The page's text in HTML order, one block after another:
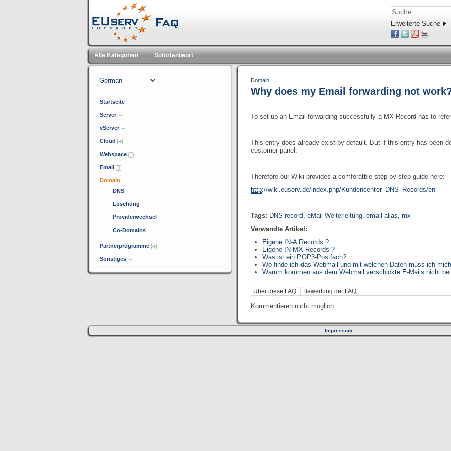
Erweiterte Suche
Alle Kategorien Sofortantwort
Startseite
Server
vServer
Cloud
Webspace
Email
Domain
DNS
Löschung
Providerwechsel
Co-Domains
Partnerprogramme
Sonstiges
Domain
Why does my Email forwarding not
To set up an Email forwarding successfully a MX Record has to
This entry does already exist by default. But if this entry has been
customer panel.
Therefore our Wiki provides a comforatble step-by-step guide here:
http://wiki.euserv.de/index.php/Kundencenter_DNS_Records/en
Tags: DNS record, eMail Weiterleitung, email-alias, mx
Verwandte Artikel:
Eigene IN-A Records ?
Eigene IN-MX Records ?
Was ist ein POP3-Postfach?
Wo finde ich das Webmail und mit welchen Daten muss ich
Warum kommen aus dem Webmail verschickte E-Mails nicht
Über diese FAQ Bewertung der FAQ
Kommentieren nicht möglich
Impressum